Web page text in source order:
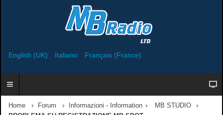
English (UK) Italiano Français (France)
Home Forum Informazioni - Information
MB STUDIO